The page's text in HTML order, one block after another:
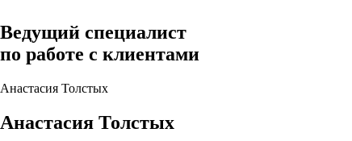
Ведущий специалист
по работе с клиентами
Анастасия Толстых
Анастасия Толстых